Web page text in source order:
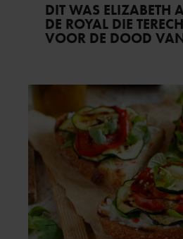
DIT WAS ELIZABETH
DE ROYAL DIE
VOOR DE DOOD